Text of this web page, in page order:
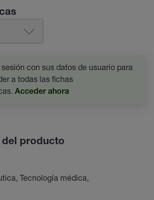
con sus datos de usuario para
a todas las fichas
Acceder ahora
producto
Tecnología médica,